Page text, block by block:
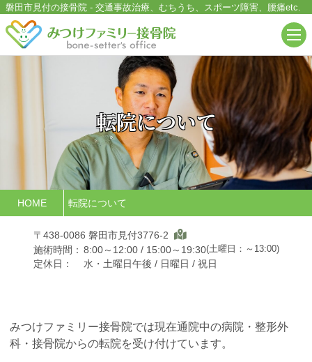
磐田市見付の接骨院 - 交通事故治療、むちうち、スポーツ障害、腰痛etc.
転院について
HOME 転院について
〒438-0086 磐田市見付3776-2
施術時間： 8:00～12:00 / 15:00～19:30(土曜日：～13:00)
定休日： 水・土曜日午後 / 日曜日 / 祝日
みつけファミリー接骨院では現在通院中の病院・整形外
科・接骨院からの転院を受け付けています。